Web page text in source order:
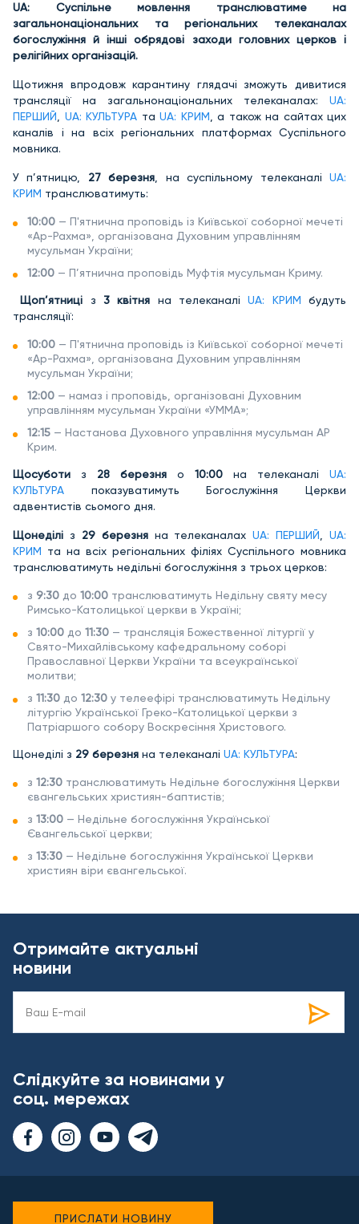
UA: Суспільне мовлення транслюватиме на
загальнонаціональних та регіональних телеканалах
богослужіння й інші обрядові заходи головних церков і
релігійних організацій.
Щотижня впродовж карантину глядачі зможуть дивитися
трансляції на загальнонаціональних телеканалах: UA:
ПЕРШИЙ, UA: КУЛЬТУРА та UA: КРИМ, а також на сайтах цих
каналів і на всіх регіональних платформах Суспільного
мовника.
У п’ятницю, 27 березня, на суспільному телеканаліUA:
КРИМ транслюватимуть:
10:00 — П'ятнична проповідь із Київської соборної мечеті
«Ар-Рахма», організована Духовним управлінням
мусульман України;
12:00 — П’ятнична проповідь Муфтія мусульман Криму.
Щоп’ятниці з3 квітня на телеканаліUA: КРИМ будуть
трансляції:
10:00 — П'ятнична проповідь із Київської соборної мечеті
«Ар-Рахма», організована Духовним управлінням
мусульман України;
12:00 — намаз і проповідь, організовані Духовним
управлінням мусульман України «УММА»;
12:15 — Настанова Духовного управління мусульман АР
Крим.
Щосуботи з 28 березня о 10:00 на телеканалі UA:
КУЛЬТУРА показуватимуть Богослужіння Церкви
адвентистів сьомого дня.
Щонеділі з 29 березняна телеканалах UA: ПЕРШИЙ, UA:
КРИМ та на всіх регіональних філіях Суспільного мовника
транслюватимуть недільні богослужіння з трьох церков:
з 9:30 до 10:00 транслюватимуть Недільну святу месу
Римсько-Католицької церкви в Україні;
з 10:00 до 11:30 — трансляція Божественної літургії у
Свято-Михайлівському кафедральному соборі
Православної Церкви України та всеукраїнської
молитви;
з 11:30 до 12:30 у телеефірі транслюватимуть Недільну
літургію Української Греко-Католицької церкви з
Патріаршого собору Воскресіння Христового.
Щонеділі з 29 березня на телеканалі UA: КУЛЬТУРА:
з 12:30 транслюватимуть Недільне богослужіння Церкви
євангельських християн-баптистів;
з 13:00 — Недільне богослужіння Української
Євангельської церкви;
з 13:30 — Недільне богослужіння Української Церкви
християн віри євангельської.
Отримайте актуальні
новини
Слідкуйте за новинами у
соц. мережах
ПРИСЛАТИ НОВИНУ